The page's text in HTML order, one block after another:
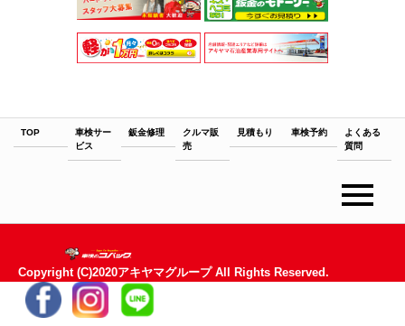
TOP
車検サー
ビス
鈑金修理
クルマ販
売
見積もり 車検予約
よくある
質問
Copyright (C)2020アキヤマグループ All Rights Reserved.